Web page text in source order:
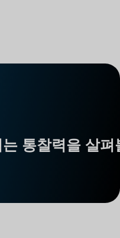
통찰력을 살펴